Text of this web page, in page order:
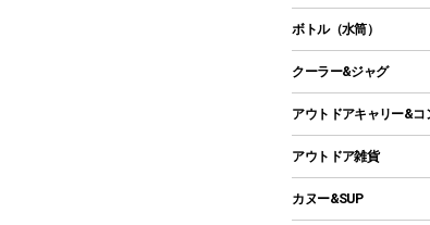
スクエアタープ（レク
メッシュタープ
自立式タープ
パラソル
テントアクセサリー
ペグ
LEDライト
ヘッドライト
キャンドル
ガス缶
ガストーチ、ライター
焚き火台タイプ（ロー
卓上タイプグリル
パーティータイプグリル
鉄板、アミ
ダッチオーブン
ホットサンドメーカ
クッカーセット
シェラカップ
ボトル（水筒）
ステンレスボトル
コップ付きタイプ
ワンタッチタイプ
プラスチックボトル
クーラー&ジャグ
クーラーボックス
クーラーバッグ
ウォータージャグ
アウトドアキャリー&コ
アウトドアキャリー
アウトドア雑貨
バックパック&バッグ
カヌー&SUP